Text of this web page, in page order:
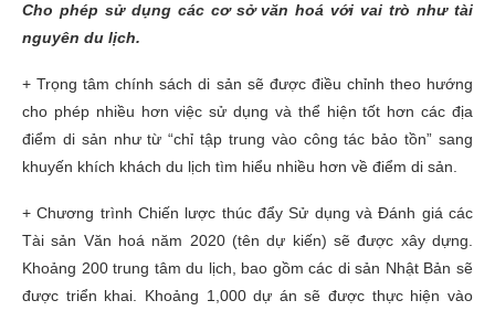
Cho phép sử dụng các cơ sở văn hoá với vai trò như tài
nguyên du lịch.
+ Trọng tâm chính sách di sản sẽ được điều chỉnh theo hướng
cho phép nhiều hơn việc sử dụng và thể hiện tốt hơn các địa
điểm di sản như từ “chỉ tập trung vào công tác bảo tồn” sang
khuyến khích khách du lịch tìm hiểu nhiều hơn về điểm di sản.
+ Chương trình Chiến lược thúc đẩy Sử dụng và Đánh giá các
Tài sản Văn hoá năm 2020 (tên dự kiến) sẽ được xây dựng.
Khoảng 200 trung tâm du lịch, bao gồm các di sản Nhật Bản sẽ
được triển khai. Khoảng 1,000 dự án sẽ được thực hiện vào